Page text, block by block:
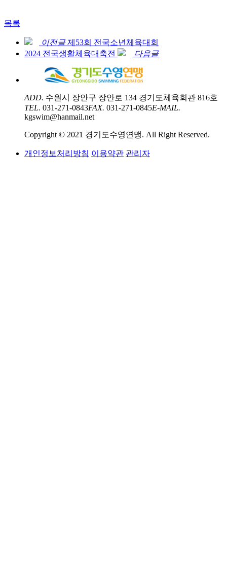
목록
이전글 제53회 전국소년체육대회
2024 전국생활체육대축전
다음글
ADD. 수원시 장안구 장안로 134 경기도체육회관 816호
TEL. 031-271-0843FAX. 031-271-0845E-MAIL.
kgswim@hanmail.net
Copyright © 2021 경기도수영연맹. All Right Reserved.
개인정보처리방침 이용약관 관리자